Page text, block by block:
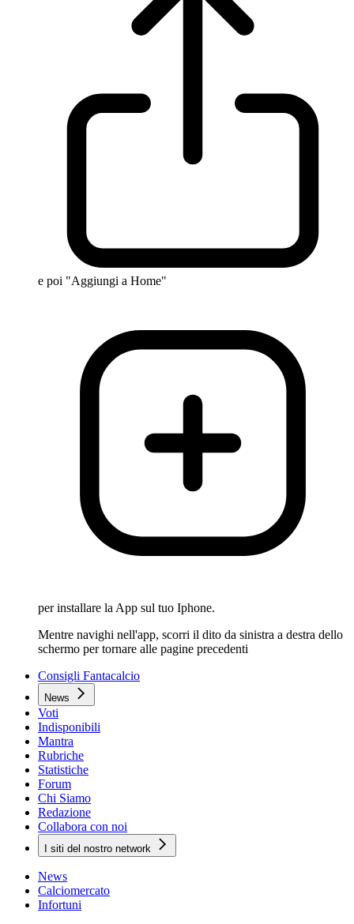
e poi "Aggiungi a Home"
per installare la App sul tuo Iphone.
Mentre navighi nell'app, scorri il dito da sinistra a destra dello
schermo per tornare alle pagine precedenti
Consigli Fantacalcio
News
Voti
Indisponibili
Mantra
Rubriche
Statistiche
Forum
Chi Siamo
Redazione
Collabora con noi
I siti del nostro network
News
Calciomercato
Infortuni